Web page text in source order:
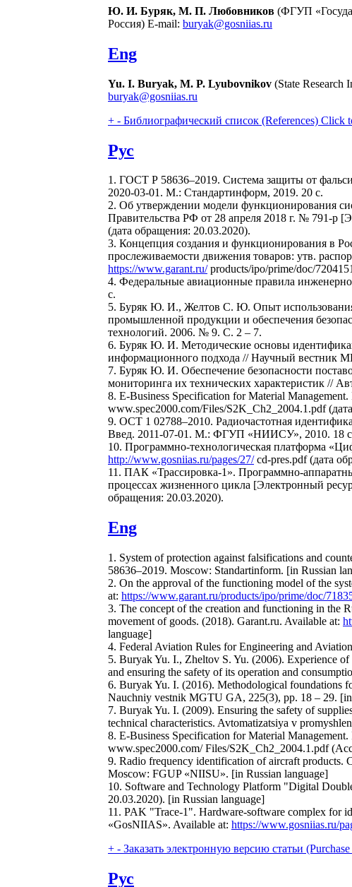
Ю. И. Буряк, М. П. Любовников (ФГУП
Россия) E-mail: buryak@gosniias.ru
Eng
Yu. I. Buryak, M. P. Lyubovnikov (State Research
buryak@gosniias.ru
+ - Библиографический список (References) Click
Рус
1. ГОСТ Р 58636–2019. Система защиты от
2020-03-01. М.: Стандартинформ, 2019. 20 с.
2. Об утверждении модели функционирования
Правительства РФ от 28 апреля 2018 г. № 791-р
(дата обращения: 20.03.2020).
3. Концепция создания и функционирования в
прослеживаемости движения товаров: утв.
https://www.garant.ru/products/ipo/prime/doc/
4. Федеральные авиационные правила
с.
5. Буряк Ю. И., Желтов С. Ю. Опыт использования
промышленной продукции и обеспечения
технологий. 2006. № 9. С. 2 – 7.
6. Буряк Ю. И. Методические основы
информационного подхода // Научный вестник
7. Буряк Ю. И. Обеспечение безопасности
мониторинга их технических характеристик //
8. E-Business Specification for Material
www.spec2000.com/Files/S2K_Ch2_2004.1.pdf
9. ОСТ 1 02788–2010. Радиочастотная
Введ. 2011-07-01. М.: ФГУП «НИИСУ», 2010. 18
10. Программно-технологическая платформа
http://www.gosniias.ru/pages/27/cd-pres.pdf (дата
11. ПАК «Трассировка-1». Программно-
процессах жизненного цикла [Электронный
обращения: 20.03.2020).
Eng
1. System of protection against falsifications and
58636–2019. Moscow: Standartinform. [in Russian
2. On the approval of the functioning model of the
at: https://www.garant.ru/products/ipo/prime/doc/
3. The concept of the creation and functioning in the
movement of goods. (2018). Garant.ru. Available at:
language]
4. Federal Aviation Rules for Engineering and
5. Buryak Yu. I., Zheltov S. Yu. (2006). Experience
and ensuring the safety of its operation and
6. Buryak Yu. I. (2016). Methodological foundations
Nauchniy vestnik MGTU GA, 225(3), pp. 18 – 29. [in
7. Buryak Yu. I. (2009). Ensuring the safety of
technical characteristics. Avtomatizatsiya v
8. E-Business Specification for Material
www.spec2000.com/ Files/S2K_Ch2_2004.1.pdf
9. Radio frequency identification of aircraft products.
Moscow: FGUP «NIISU». [in Russian language]
10. Software and Technology Platform "Digital
20.03.2020). [in Russian language]
11. PAK "Trace-1". Hardware-software complex for
«GosNIIAS». Available at: https://www.gosniias.ru/
+ - Заказать электронную версию статьи
Рус